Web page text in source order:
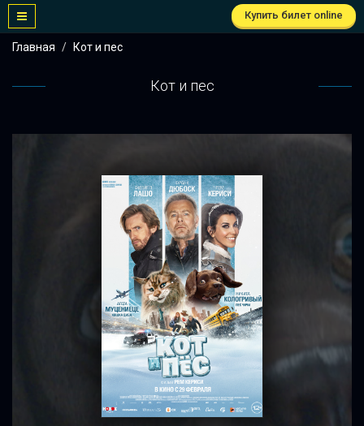
Купить билет online
Главная Кот и пес
Кот и пес